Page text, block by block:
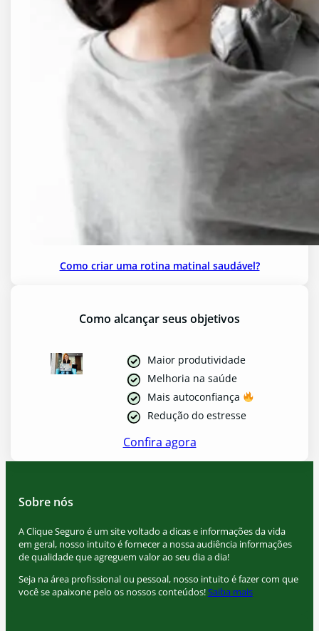
Como criar uma rotina matinal saudável?
Como alcançar seus objetivos
Maior produtividade
Melhoria na saúde
Mais autoconfiança
Redução do estresse
Confira agora
Sobre nós
A Clique Seguro é um site voltado a dicas e informações da vida
em geral, nosso intuito é fornecer a nossa audiência informações
de qualidade que agreguem valor ao seu dia a dia!
Seja na área profissional ou pessoal, nosso intuito é fazer com que
você se apaixone pelo os nossos conteúdos!Saiba mais